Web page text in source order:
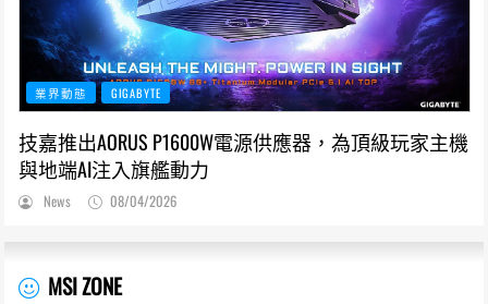
業界動態 GIGABYTE
技嘉推出AORUS P1600W電源供應器，為頂級玩家主機
與地端AI注入旗艦動力
News 08/04/2026
MSI ZONE